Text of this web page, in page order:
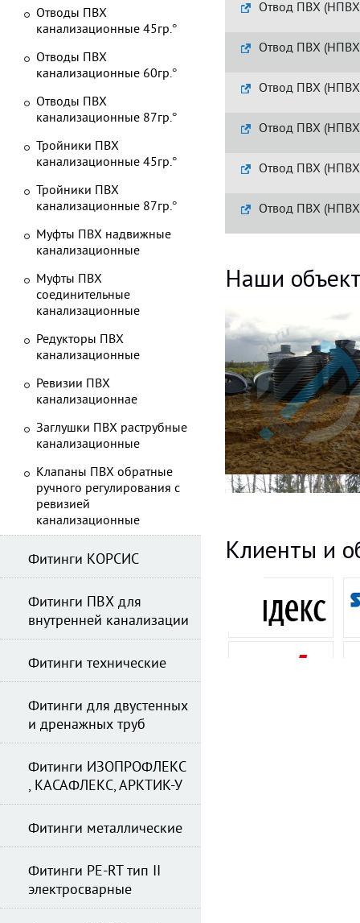
Отвод ПВХ
Отвод ПВХ
Отвод ПВХ
Отвод ПВХ
Отвод ПВХ
Отвод ПВХ
Наши
Клиенты и
Отводы ПВХ
канализационные 45гр.°
Отводы ПВХ
канализационные 60гр.°
Отводы ПВХ
канализационные 87гр.°
Тройники ПВХ
канализационные 45гр.°
Тройники ПВХ
канализационные 87гр.°
Муфты ПВХ надвижные
канализационные
Муфты ПВХ
соединительные
канализационные
Редукторы ПВХ
канализационные
Ревизии ПВХ
канализационнае
Заглушки ПВХ раструбные
канализационные
Клапаны ПВХ обратные
ручного регулирования с
ревизией
канализационные
Фитинги КОРСИС
Фитинги ПВХ для
внутренней канализации
Фитинги технические
Фитинги для двустенных
и дренажных труб
Фитинги ИЗОПРОФЛЕКС
, КАСАФЛЕКС, АРКТИК-У
Фитинги металлические
Фитинги PE-RT тип II
электросварные